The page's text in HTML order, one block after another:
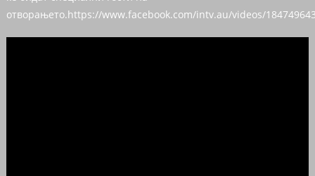
отворањето.https://www.facebook.com/intv.au/videos/